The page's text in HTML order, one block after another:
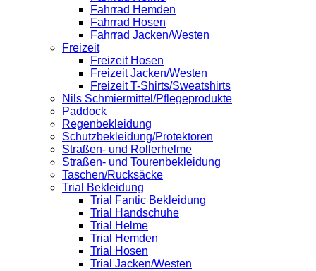
Fahrrad Hemden
Fahrrad Hosen
Fahrrad Jacken/Westen
Freizeit
Freizeit Hosen
Freizeit Jacken/Westen
Freizeit T-Shirts/Sweatshirts
Nils Schmiermittel/Pflegeprodukte
Paddock
Regenbekleidung
Schutzbekleidung/Protektoren
Straßen- und Rollerhelme
Straßen- und Tourenbekleidung
Taschen/Rucksäcke
Trial Bekleidung
Trial Fantic Bekleidung
Trial Handschuhe
Trial Helme
Trial Hemden
Trial Hosen
Trial Jacken/Westen